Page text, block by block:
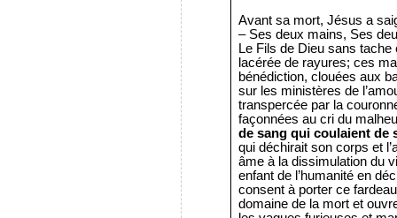
Avant sa mort, Jésus a
– Ses deux mains, Ses
Le Fils de Dieu sans
lacérée de rayures; ces
bénédiction, clouées aux
sur les ministères de
transpercée par la
façonnées au cri du
de sang qui coulaient de
qui déchirait son corps et
âme à la dissimulation du
enfant de l’humanité en
consent à porter ce
domaine de la mort et